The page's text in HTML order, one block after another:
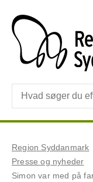
Region Syddanmark
Presse og nyheder
Simon var med på